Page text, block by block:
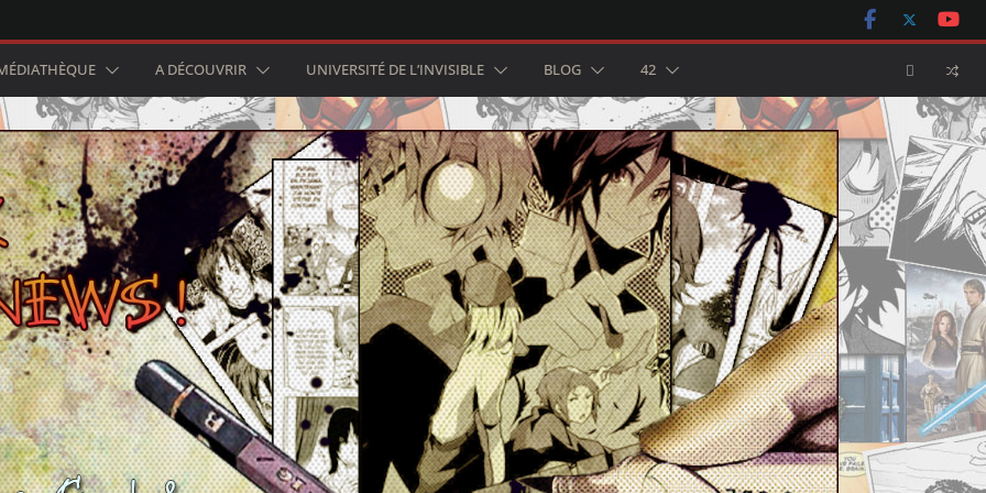
A DÉCOUVRIR UNIVERSITÉ DE L’INVISIBLE BLOG 42